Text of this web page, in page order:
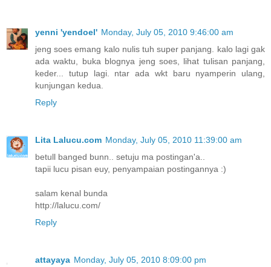
yenni 'yendoel' Monday, July 05, 2010 9:46:00 am
jeng soes emang kalo nulis tuh super panjang. kalo lagi gak
ada waktu, buka blognya jeng soes, lihat tulisan panjang,
keder... tutup lagi. ntar ada wkt baru nyamperin ulang,
kunjungan kedua.
Reply
Lita Lalucu.com Monday, July 05, 2010 11:39:00 am
betull banged bunn.. setuju ma postingan'a..
tapii lucu pisan euy, penyampaian postingannya :)
salam kenal bunda
http://lalucu.com/
Reply
attayaya Monday, July 05, 2010 8:09:00 pm